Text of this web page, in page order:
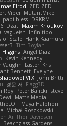
Elrod ZED ZED
Viber MutantMike
papi bless DRKRM
Dzät Maxim Krioukov
vagueish Infinitipo
of Scale Hank Kaamura
Tim Boylan
Higgins Angel Diaz
Kevin Kennedy
Vaughn Laster Kris
Bennett Evelyne I
ShadowolfVFX John Britti
경문 서 Flagg3D
Roy Peter Balicki steve
Dewi
Matt's Media
theLOF Maya Halphon
Michał Roszkowski
Ai Thor Davidsen
Beachglass Gardens